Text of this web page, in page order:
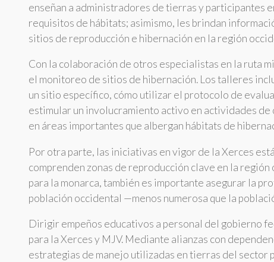
enseñan a administradores de tierras y participantes
requisitos de hábitats; asimismo, les brindan
sitios de reproducción e hibernación en la región
Con la colaboración de otros especialistas en la ruta
el monitoreo de sitios de hibernación. Los talleres
un sitio específico, cómo utilizar el protocolo de
estimular un involucramiento activo en actividades
en áreas importantes que albergan hábitats de
Por otra parte, las iniciativas en vigor de la Xerces
comprenden zonas de reproducción clave en la
para la monarca, también es importante asegurar la
población occidental —menos numerosa que la
Dirigir empeños educativos a personal del gobierno
para la Xerces y MJV. Mediante alianzas con
estrategias de manejo utilizadas en tierras del sector